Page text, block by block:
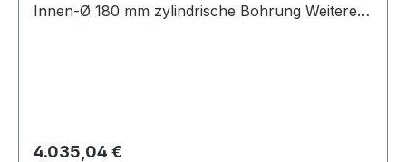
Innen-Ø 180 mm zylindrische Bohrung Weitere
Regulärer Preis:
4.035,04 €